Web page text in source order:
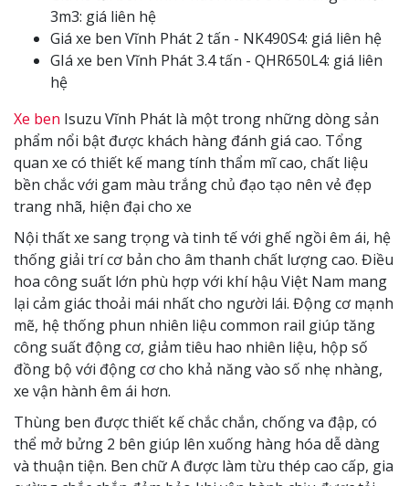
3m3: giá liên hệ
Giá xe ben Vĩnh Phát 2 tấn - NK490S4: giá liên hệ
GIá xe ben Vĩnh Phát 3.4 tấn - QHR650L4: giá liên
hệ
Xe ben Isuzu Vĩnh Phát là một trong những dòng sản
phẩm nổi bật được khách hàng đánh giá cao. Tổng
quan xe có thiết kế mang tính thẩm mĩ cao, chất liệu
bền chắc với gam màu trắng chủ đạo tạo nên vẻ đẹp
trang nhã, hiện đại cho xe
Nội thất xe sang trọng và tinh tế với ghế ngồi êm ái, hệ
thống giải trí cơ bản cho âm thanh chất lượng cao. Điều
hoa công suất lớn phù hợp với khí hậu Việt Nam mang
lại cảm giác thoải mái nhất cho người lái. Động cơ mạnh
mẽ, hệ thống phun nhiên liệu common rail giúp tăng
công suất động cơ, giảm tiêu hao nhiên liệu, hộp số
đồng bộ với động cơ cho khả năng vào số nhẹ nhàng,
xe vận hành êm ái hơn.
Thùng ben được thiết kế chắc chắn, chống va đập, có
thể mở bửng 2 bên giúp lên xuống hàng hóa dễ dàng
và thuận tiện. Ben chữ A được làm từu thép cao cấp, gia